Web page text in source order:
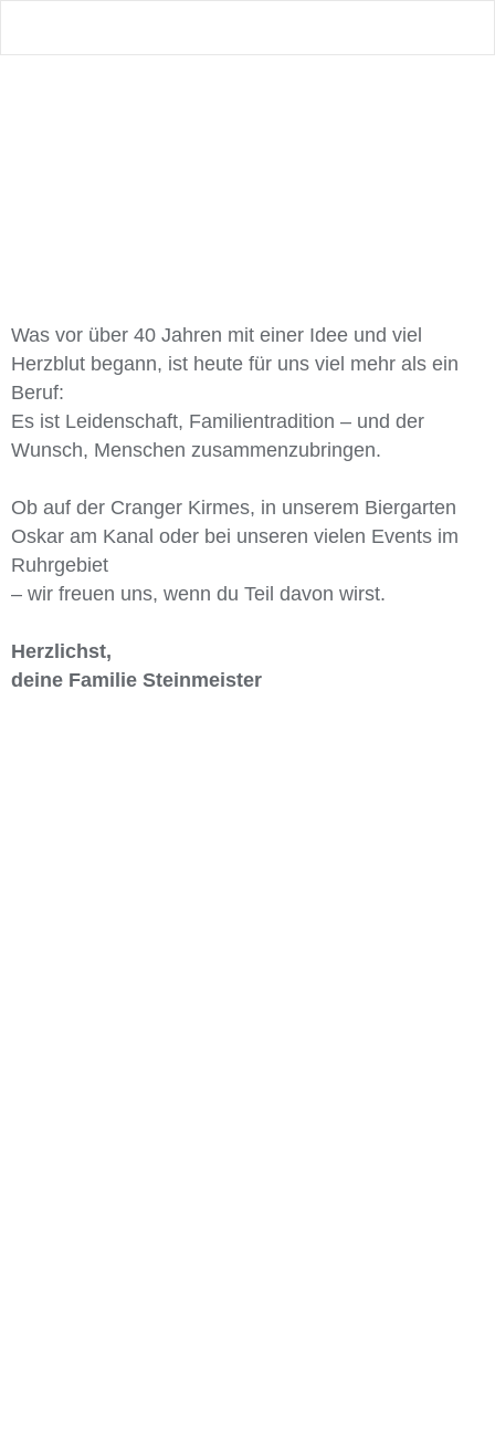
Was vor über 40 Jahren mit einer Idee und viel
Herzblut begann, ist heute für uns viel mehr als ein
Beruf:
Es ist Leidenschaft, Familientradition – und der
Wunsch, Menschen zusammenzubringen.
Ob auf der Cranger Kirmes, in unserem Biergarten
Oskar am Kanal oder bei unseren vielen Events im
Ruhrgebiet
– wir freuen uns, wenn du Teil davon wirst.
Herzlichst,
deine Familie Steinmeister